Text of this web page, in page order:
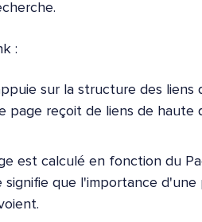
:
sur la structure des
page reçoit de liens de haute
est calculé en fonction du
que l'importance